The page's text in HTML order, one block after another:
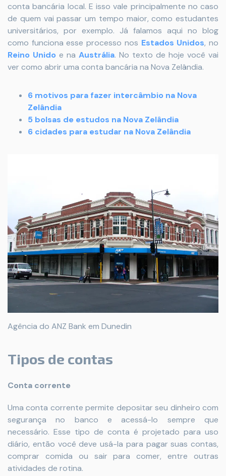
conta bancária local. E isso vale principalmente no caso
de quem vai passar um tempo maior, como estudantes
universitários, por exemplo. Já falamos aqui no blog
como funciona esse processo nos Estados Unidos, no
Reino Unido e na Austrália. No texto de hoje você vai
ver como abrir uma conta bancária na Nova Zelândia.
6 motivos para fazer intercâmbio na Nova
Zelândia
5 bolsas de estudos na Nova Zelândia
6 cidades para estudar na Nova Zelândia
Agência do ANZ Bank em Dunedin
Tipos de contas
Conta corrente
Uma conta corrente permite depositar seu dinheiro com
segurança no banco e acessá-lo sempre que
necessário. Esse tipo de conta é projetado para uso
diário, então você deve usá-la para pagar suas contas,
comprar comida ou sair para comer, entre outras
atividades de rotina.